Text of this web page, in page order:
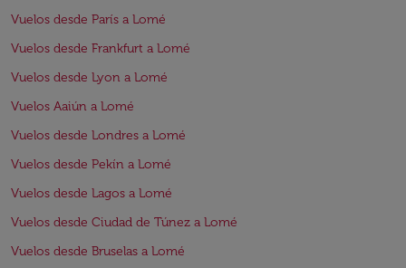
Vuelos desde París a Lomé
Vuelos desde Frankfurt a Lomé
Vuelos desde Lyon a Lomé
Vuelos Aaiún a Lomé
Vuelos desde Londres a Lomé
Vuelos desde Pekín a Lomé
Vuelos desde Lagos a Lomé
Vuelos desde Ciudad de Túnez a Lomé
Vuelos desde Bruselas a Lomé